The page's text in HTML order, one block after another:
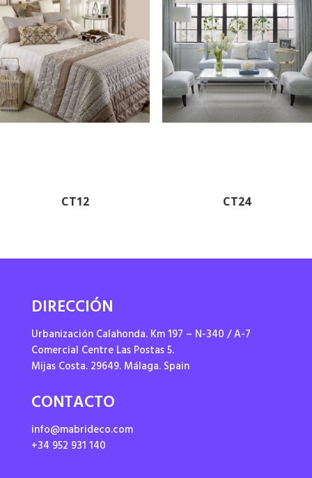
CT12 CT24
DIRECCIÓN
Urbanización Calahonda. Km 197 – N-340 / A-7
Comercial Centre Las Postas 5.
Mijas Costa. 29649. Málaga. Spain
CONTACTO
info@mabrideco.com
+34 952 931 140